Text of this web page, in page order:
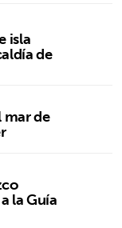
isla
de
mar de
la Guía